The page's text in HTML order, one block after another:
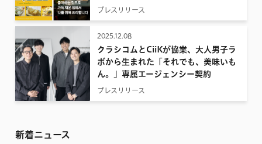
プレスリリース
2025.12.08
クラシコムとCiiKが協業、大人男子ラ
ボから生まれた「それでも、美味いも
ん。」専属エージェンシー契約
プレスリリース
新着ニュース